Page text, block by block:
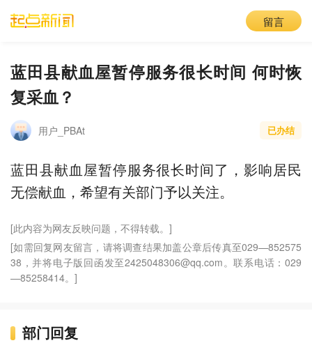
留言
蓝田县献血屋暂停服务很长时间 何时恢
复采血？
用户_PBAt 已办结
蓝田县献血屋暂停服务很长时间了，影响居民
无偿献血，希望有关部门予以关注。
[此内容为网友反映问题，不得转载。]
[如需回复网友留言，请将调查结果加盖公章后传真至029—852575
38，并将电子版回函发至2425048306@qq.com。联系电话：029
—85258414。]
部门回复